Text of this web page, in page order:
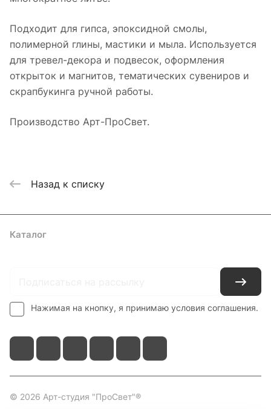
Подходит для гипса, эпоксидной смолы,
полимерной глины, мастики и мыла. Используется
для тревел-декора и подвесок, оформления
открыток и магнитов, тематических сувениров и
скрапбукинга ручной работы.
Производство Арт-ПроСвет.
Назад к списку
Каталог
Нажимая на кнопку, я принимаю условия соглашения.
© 2026 Арт-студия "ПроСвет"®